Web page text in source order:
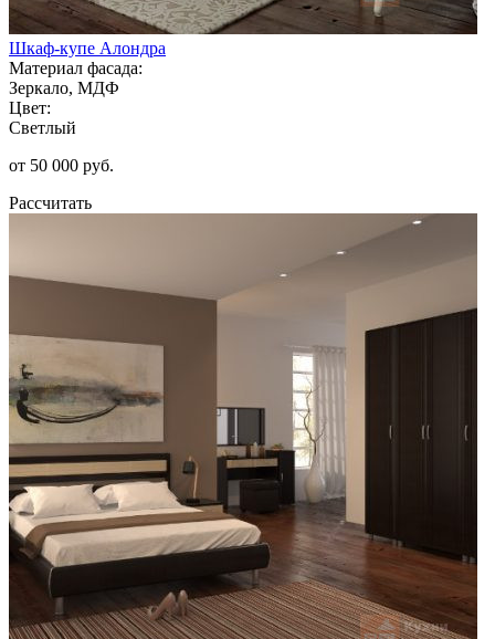
Шкаф-купе Алондра
Материал фасада:
Зеркало, МДФ
Цвет:
Светлый
от 50 000 руб.
Рассчитать